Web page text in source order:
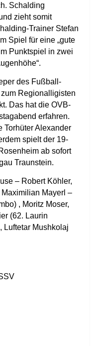
Schalding
zieht somit
Trainer Stefan
Spiel für eine „gute
Punktspiel in zwei
des Fußball-
Regionalligisten
Das hat die OVB-
erfahren.
Torhüter Alexander
spielt der 19-
ab sofort
Traunstein.
– Robert Köhler,
Mayerl –
, Moritz Moser,
(62. Laurin
Luftetar Mushkolaj